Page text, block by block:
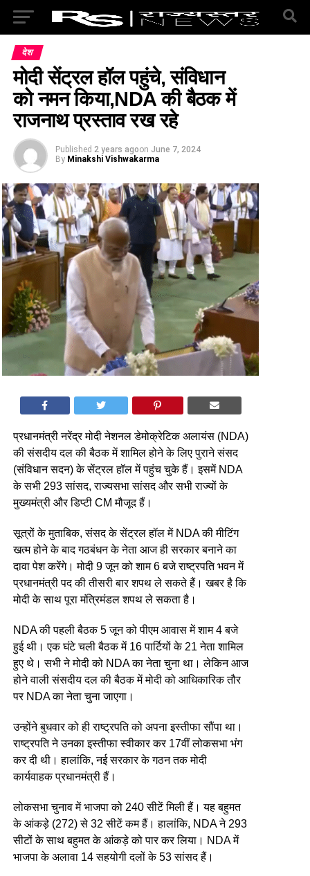
देश
मोदी सेंट्रल हॉल पहुंचे, संविधान
को नमन किया,NDA की बैठक में
राजनाथ प्रस्ताव रख रहे
Published 2 years agoon June 7, 2024
By Minakshi Vishwakarma
प्रधानमंत्री नरेंद्र मोदी नेशनल डेमोक्रेटिक अलायंस (NDA)
की संसदीय दल की बैठक में शामिल होने के लिए पुराने संसद
(संविधान सदन) के सेंट्रल हॉल में पहुंच चुके हैं। इसमें NDA
के सभी 293 सांसद, राज्यसभा सांसद और सभी राज्यों के
मुख्यमंत्री और डिप्टी CM मौजूद हैं।
सूत्रों के मुताबिक, संसद के सेंट्रल हॉल में NDA की मीटिंग
खत्म होने के बाद गठबंधन के नेता आज ही सरकार बनाने का
दावा पेश करेंगे। मोदी 9 जून को शाम 6 बजे राष्ट्रपति भवन में
प्रधानमंत्री पद की तीसरी बार शपथ ले सकते हैं। खबर है कि
मोदी के साथ पूरा मंत्रिमंडल शपथ ले सकता है।
NDA की पहली बैठक 5 जून को पीएम आवास में शाम 4 बजे
हुई थी। एक घंटे चली बैठक में 16 पार्टियों के 21 नेता शामिल
हुए थे। सभी ने मोदी को NDA का नेता चुना था। लेकिन आज
होने वाली संसदीय दल की बैठक में मोदी को आधिकारिक तौर
पर NDA का नेता चुना जाएगा।
उन्होंने बुधवार को ही राष्ट्रपति को अपना इस्तीफा सौंपा था।
राष्ट्रपति ने उनका इस्तीफा स्वीकार कर 17वीं लोकसभा भंग
कर दी थी। हालांकि, नई सरकार के गठन तक मोदी
कार्यवाहक प्रधानमंत्री हैं।
लोकसभा चुनाव में भाजपा को 240 सीटें मिली हैं। यह बहुमत
के आंकड़े (272) से 32 सीटें कम हैं। हालांकि, NDA ने 293
सीटों के साथ बहुमत के आंकड़े को पार कर लिया। NDA में
भाजपा के अलावा 14 सहयोगी दलों के 53 सांसद हैं।